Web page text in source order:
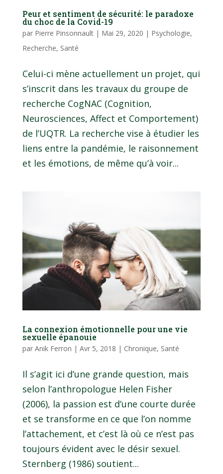
Peur et sentiment de sécurité: le paradoxe
du choc de la Covid-19
par Pierre Pinsonnault| Mai 29, 2020 | Psychologie,
Recherche, Santé
Celui-ci mène actuellement un projet, qui
s’inscrit dans les travaux du groupe de
recherche CogNAC (Cognition,
Neurosciences, Affect et Comportement)
de l’UQTR. La recherche vise à étudier les
liens entre la pandémie, le raisonnement
et les émotions, de même qu’à voir...
La connexion émotionnelle pour une vie
sexuelle épanouie
par Anik Ferron | Avr 5, 2018 | Chronique, Santé
Il s’agit ici d’une grande question, mais
selon l’anthropologue Helen Fisher
(2006), la passion est d’une courte durée
et se transforme en ce que l’on nomme
l’attachement, et c’est là où ce n’est pas
toujours évident avec le désir sexuel.
Sternberg (1986) soutient...